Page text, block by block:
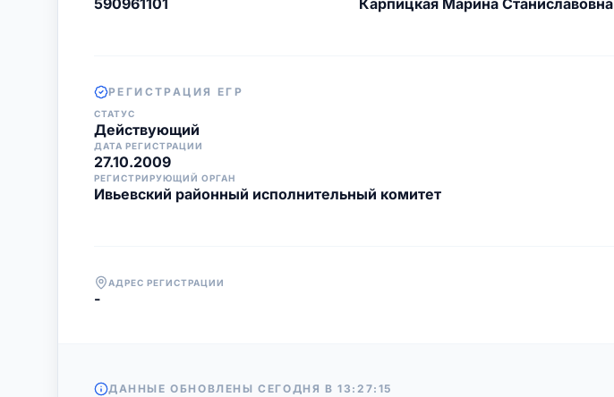
590961101 Карпицкая Марина Станиславовна
РЕГИСТРАЦИЯ ЕГР
СТАТУС
Действующий
ДАТА РЕГИСТРАЦИИ
27.10.2009
РЕГИСТРИРУЮЩИЙ ОРГАН
Ивьевский районный исполнительный комитет
АДРЕС РЕГИСТРАЦИИ
-
ДАННЫЕ ОБНОВЛЕНЫ СЕГОДНЯ В13:27:15